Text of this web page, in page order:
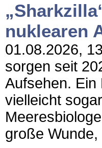
nuklearen
01.08.2026,
sorgen seit
Aufsehen. Ein
vielleicht
große